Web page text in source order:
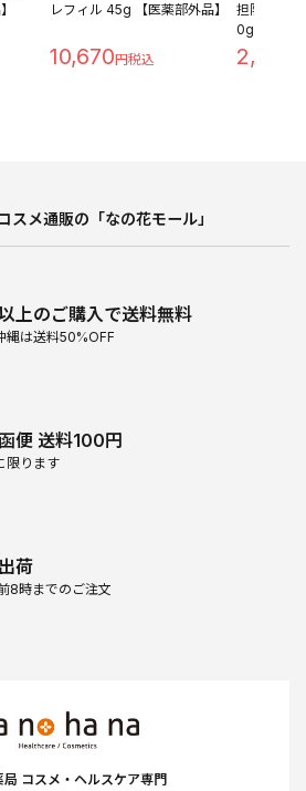
レフィル 45g 【医薬部外品】
10,670
担防止ベ
0g
2,280
スメ通販の「なの花モール」
上のご購入で送料無料
縄は送料50%OFF
便 送料100円
限ります
荷
8時までのご注文
局 コスメ・ヘルスケア専門